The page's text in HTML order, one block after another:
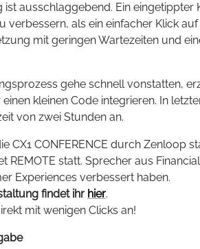
ausschlaggebend. Ein eingetippter
verbessern, als ein einfacher Klick
mit geringen Wartezeiten und
gehe schnell vonstatten,
kleinen Code integrieren. In
von zwei Stunden an.
CX1 CONFERENCE durch Zenloop
REMOTE statt. Sprecher aus
Experiences verbessert haben.
findet ihr hier.
mit wenigen Clicks an!